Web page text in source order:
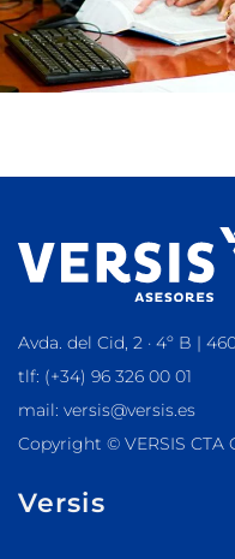
Avda. del Cid, 2 · 4º B |
tlf: (+34) 96 326 00 01
mail: versis@versis.es
Copyright © VERSIS CTA
Versis